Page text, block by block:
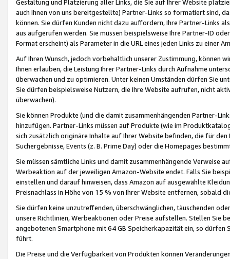
Gestaltung und Platzierung aller Links, die Sie auf Ihrer Website
auch Ihnen von uns bereitgestellte) Partner-Links so formatiert sind,
können. Sie dürfen Kunden nicht dazu auffordern, Ihre Partner-Links
aus aufgerufen werden. Sie müssen beispielsweise Ihre Partner-ID
Format erscheint) als Parameter in die URL eines jeden Links zu einer
Auf Ihren Wunsch, jedoch vorbehaltlich unserer Zustimmung, können
Ihnen erlauben, die Leistung Ihrer Partner-Links durch Aufnahme
überwachen und zu optimieren. Unter keinen Umständen dürfen Sie
Sie dürfen beispielsweise Nutzern, die Ihre Website aufrufen, nicht
überwachen).
Sie können Produkte (und die damit zusammenhängenden Partner-
hinzufügen. Partner-Links müssen auf Produkte (wie im
sich zusätzlich originäre Inhalte auf Ihrer Website befinden, die für
Suchergebnisse, Events (z. B. Prime Day) oder die Homepages
Sie müssen sämtliche Links und damit zusammenhängende
Werbeaktion auf der jeweiligen Amazon-Website endet. Falls Sie
einstellen und darauf hinweisen, dass Amazon auf ausgewählte
Preisnachlass in Höhe von 15 % von Ihrer Website entfernen, sobald
Sie dürfen keine unzutreffenden, überschwänglichen, täuschenden
unsere Richtlinien, Werbeaktionen oder Preise aufstellen. Stellen Sie
angebotenen Smartphone mit 64 GB Speicherkapazität ein, so dürfen
führt.
Die Preise und die Verfügbarkeit von Produkten können